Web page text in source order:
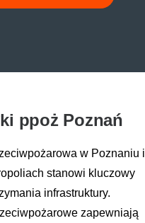
ppoż Poznań
w Poznaniu i
stanowi kluczowy
infrastruktury.
zapewniają